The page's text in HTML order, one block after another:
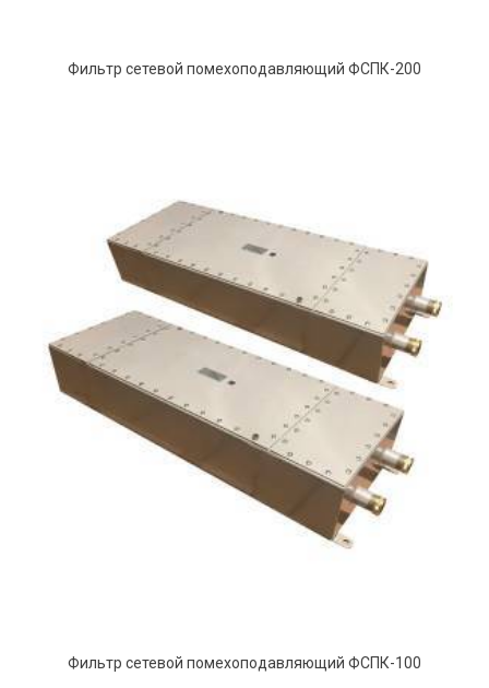
Фильтр сетевой помехоподавляющий ФСПК-200
Фильтр сетевой помехоподавляющий ФСПК-100